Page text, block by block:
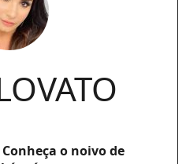
o noivo de